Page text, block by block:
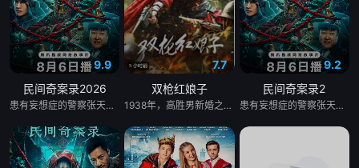
9.9
民间奇案录2026
患有妄想症的警察张天盛遇上一起离奇的神像杀人事件，勘案过程中，牵引出“婴胎报仇”，“娘娘索命”等一连串妖异事件，张天盛虽被种种诡怪幻象阻碍，却坚信这是藏在迷信后的人为诡计，勇于向封建传统宣战，敢于破除流传已久的迷信糟粕，最终，在战胜妄想症的同时，成功还原真相，伸张正义。
7.7
双枪红娘子
1938年，高胜男新婚之日，丈夫被日军残害，父辈亦遭屠戮。她举枪聚义，屡袭敌寇威震四方，后得八路军指点决心投身革命。日军欲诱杀高胜男，她孤身赴战舍命换乡亲周全。千钧一发间，八路军突袭而至全歼敌寇，高胜男血染沙场，生死未卜……
9.2
民间奇案录2
患有妄想症的警察张天盛遇上一起离奇的神像杀人事件，勘案过程中，牵引出“婴胎报仇”，“娘娘索命”等一连串妖异事件，张天盛虽被种种诡怪幻象阻碍，却坚信这是藏在迷信后的人为诡计，勇于向封建传统宣战，敢于破除流传已久的迷信糟粕，最终，在战胜妄想症的同时，成功还原真相，伸张正义。